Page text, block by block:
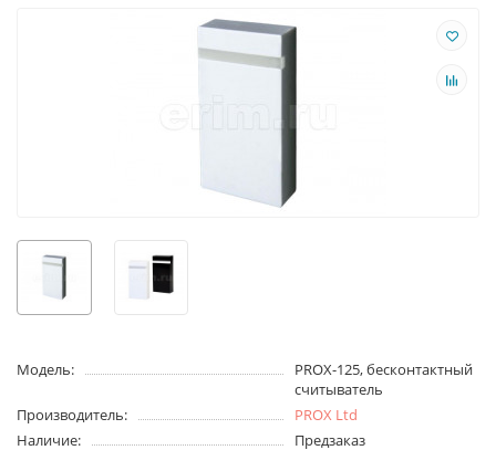
Модель:
PROX-125, бесконтактный
считыватель
Производитель:
PROX Ltd
Наличие:
Предзаказ